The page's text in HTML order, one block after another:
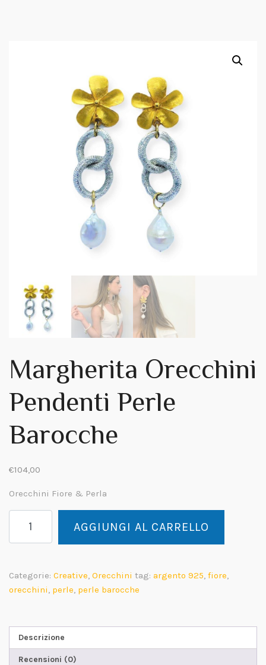
Margherita Orecchini
Pendenti Perle
Barocche
€104,00
Orecchini Fiore & Perla
Orecchini
Pendenti
Barocche
quantità
AGGIUNGI AL CARRELLO
Categorie: Creative, Orecchini tag: argento 925, fiore,
orecchini, perle, perle barocche
Descrizione
Recensioni (0)